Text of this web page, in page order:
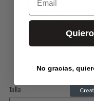
Pantalón de corte
Diseño unisex.
Talla
No gracias,